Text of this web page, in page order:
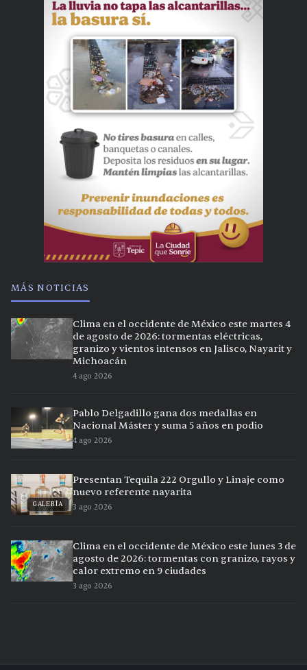
MÁS NOTICIAS
Clima en el occidente de México este martes 4
de agosto de 2026: tormentas eléctricas,
granizo y vientos intensos en Jalisco, Nayarit y
Michoacán
4 ago 2026
Pablo Delgadillo gana dos medallas en
Nacional Máster y suma 5 años en podio
4 ago 2026
GALERÍA
Presentan Tequila 222 Orgullo y Linaje como
nuevo referente nayarita
3 ago 2026
Clima en el occidente de México este lunes 3 de
agosto de 2026: tormentas con granizo, rayos y
calor extremo en 9 ciudades
3 ago 2026